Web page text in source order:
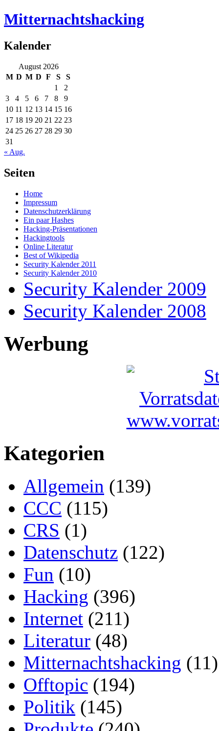
Mitternachtshacking
Kalender
August 2026
M D M D F S
S
1
2
3
4 5 6 7 8
9
10 11 12 13 14 15 16
17 18 19 20 21 22 23
24 25 26 27 28 29 30
31
« Aug.
Seiten
Home
Impressum
Datenschutzerklärung
Ein paar Hashes
Hacking-Präsentationen
Hackingtools
Online Literatur
Best of Wikipedia
Security Kalender 2011
Security Kalender 2010
Security Kalender 2009
Security Kalender 2008
Werbung
Kategorien
Allgemein (139)
CCC (115)
CRS (1)
Datenschutz (122)
Fun (10)
Hacking (396)
Internet (211)
Literatur (48)
Mitternachtshacking (11)
Offtopic (194)
Politik (145)